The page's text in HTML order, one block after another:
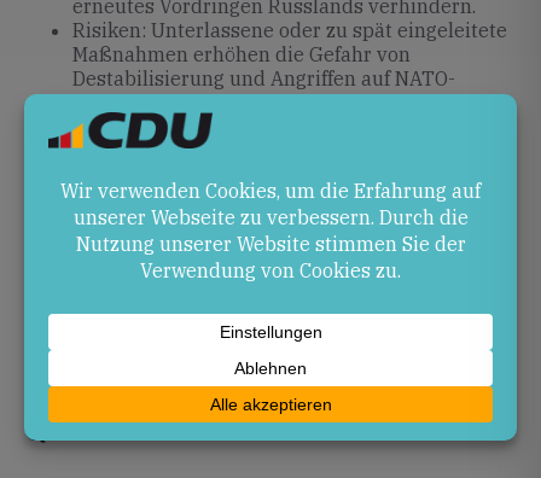
erneutes Vordringen Russlands verhindern.
Risiken: Unterlassene oder zu spät eingeleitete
Maßnahmen erhöhen die Gefahr von
Destabilisierung und Angriffen auf NATO-
Angesichts der anhaltenden Bedrohung sind weitere
Gespräche auf EU- und NATO-Ebene nötig.
Deutschland muss dabei eine aktive Rolle
und Partner verbindlich einbinden. Ein zentrales Ziel
bleibt, Russland langfristig von erneuten
Aggressionsakten abzuhalten.
Quellen